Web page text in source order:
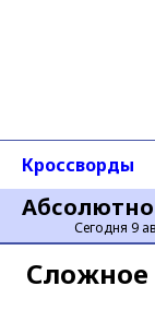
Сегодня 9
Кроссворды
Сложное